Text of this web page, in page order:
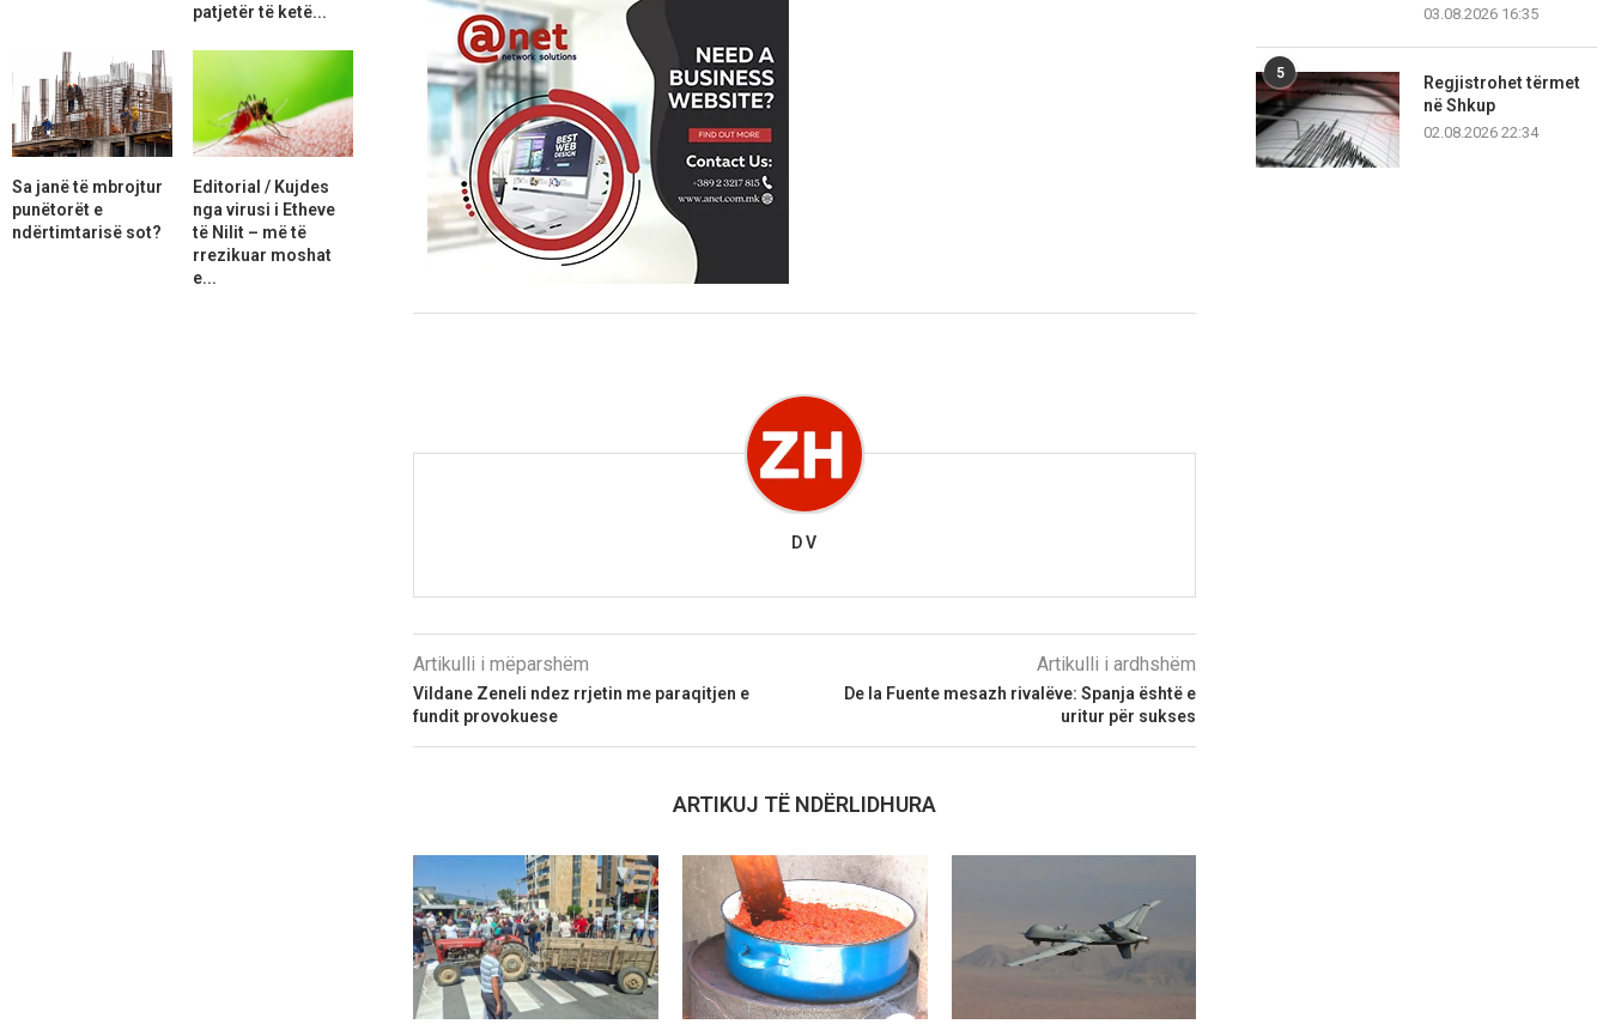
D V
Artikulli i mëparshëm
Vildane Zeneli ndez rrjetin me paraqitjen e
fundit provokuese
Artikulli i ardhshëm
De la Fuente mesazh rivalëve: Spanja është e
uritur për sukses
ARTIKUJ TË NDËRLIDHURA
03.08.2026 16:35
5
Regjistrohet tërmet
në Shkup
02.08.2026 22:34
patjetër të ketë...
Sa janë të mbrojtur
punëtorët e
ndërtimtarisë sot?
Editorial / Kujdes
nga virusi i Etheve
të Nilit – më të
rrezikuar moshat
e...